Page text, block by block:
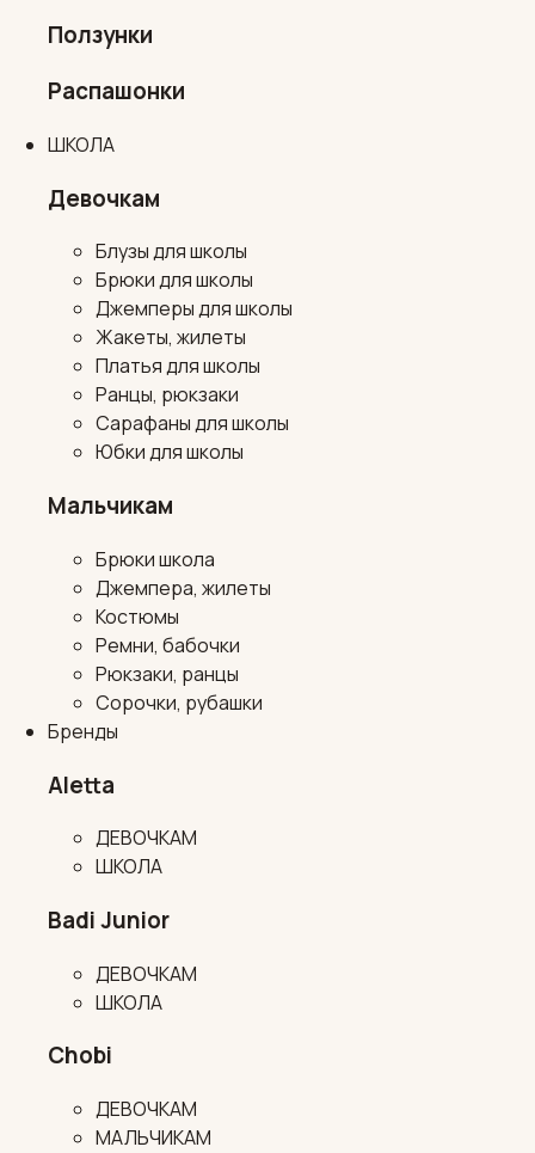
Ползунки
Распашонки
ШКОЛА
Девочкам
Блузы для школы
Брюки для школы
Джемперы для школы
Жакеты, жилеты
Платья для школы
Ранцы, рюкзаки
Сарафаны для школы
Юбки для школы
Мальчикам
Брюки школа
Джемпера, жилеты
Костюмы
Ремни, бабочки
Рюкзаки, ранцы
Сорочки, рубашки
Бренды
Aletta
ДЕВОЧКАМ
ШКОЛА
Badi Junior
ДЕВОЧКАМ
ШКОЛА
Chobi
ДЕВОЧКАМ
МАЛЬЧИКАМ